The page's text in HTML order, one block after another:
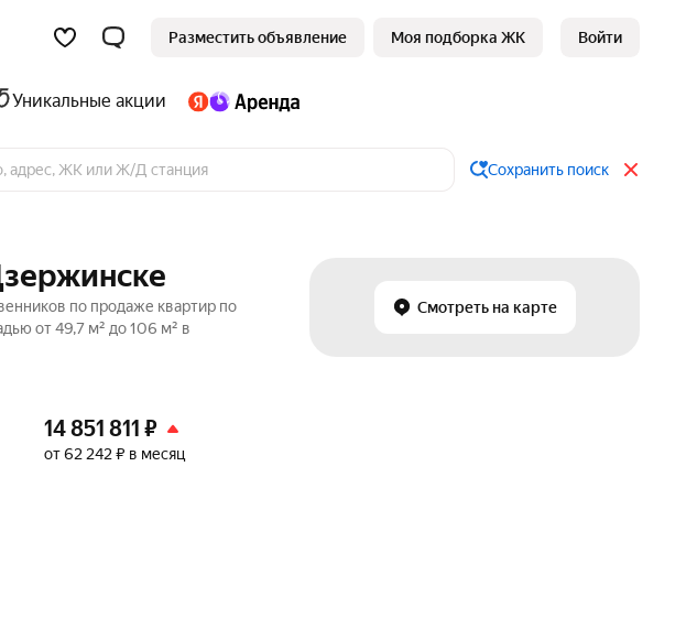
Разместить объявление Моя подборка ЖК Войти
Уникальные акции
Сохранить поиск
Смотреть на карте
по продаже квартир по
от 49,7 м² до 106 м² в
14 851 811 ₽
от 62 242 ₽ в месяц